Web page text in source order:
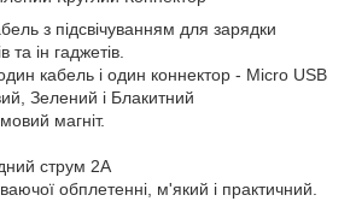
з підсвічуванням для зарядки
та ін гаджетів.
кабель і один коннектор - Micro USB
Зелений і Блакитний
магніт.
струм 2А
обплетенні, м'який і практичний.